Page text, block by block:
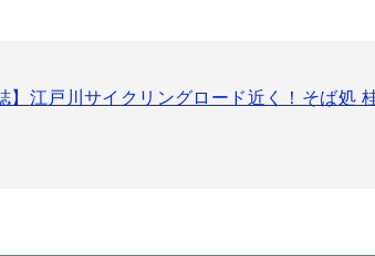
】江戸川サイクリングロード近く！そば処